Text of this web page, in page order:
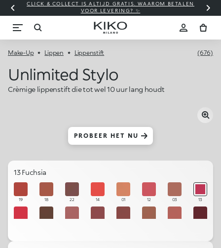
CLICK & COLLECT IS ALTIJD GRATIS. WAAROM BETALEN
VOOR LEVERING? ✨
Make-Up Lippen Lippenstift (676)
Unlimited Stylo
Crèmige lippenstift die tot wel 10 uur lang houdt
PROBEER HET NU
13 Fuchsia
19 18 22 14 01 12 03 13